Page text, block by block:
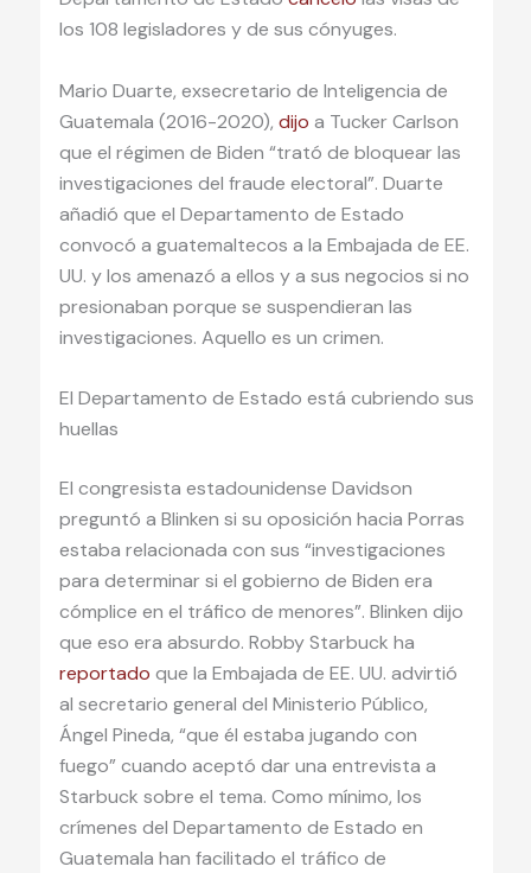
los 108 legisladores y de sus cónyuges.
Mario Duarte, exsecretario de Inteligencia de
Guatemala (2016-2020), dijo a Tucker Carlson
que el régimen de Biden “trató de bloquear las
investigaciones del fraude electoral”. Duarte
añadió que el Departamento de Estado
convocó a guatemaltecos a la Embajada de EE.
UU. y los amenazó a ellos y a sus negocios si no
presionaban porque se suspendieran las
investigaciones. Aquello es un crimen.
El Departamento de Estado está cubriendo sus
huellas
El congresista estadounidense Davidson
preguntó a Blinken si su oposición hacia Porras
estaba relacionada con sus “investigaciones
para determinar si el gobierno de Biden era
cómplice en el tráfico de menores”. Blinken dijo
que eso era absurdo. Robby Starbuck ha
reportado que la Embajada de EE. UU. advirtió
al secretario general del Ministerio Público,
Ángel Pineda, “que él estaba jugando con
fuego” cuando aceptó dar una entrevista a
Starbuck sobre el tema. Como mínimo, los
crímenes del Departamento de Estado en
Guatemala han facilitado el tráfico de